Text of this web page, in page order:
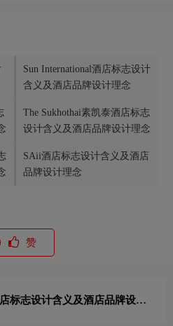
Sun International酒店标志设计
含义及酒店品牌设计理念
The Sukhothai素凯泰酒店标志
设计含义及酒店品牌设计理念
SAii酒店标志设计含义及酒店
品牌设计理念
赞
标志设计含义及酒店品牌设计